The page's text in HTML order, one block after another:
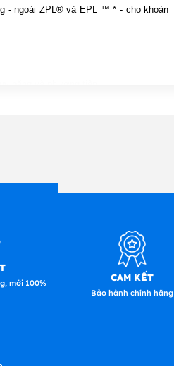
- ngoài ZPL® và EPL ™ * - cho khoản
mới 100% CAM KẾT
Bảo hành chính hãng